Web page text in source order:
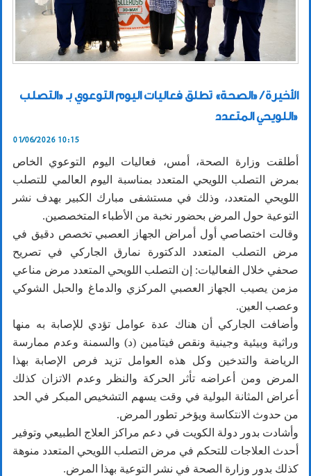
الأخيرة / «الصحة» تطلق فعاليات اليوم التوعوي بـ «التصلب
اللويحي المتعدد»
01/06/2026 10:15
أطلقت وزارة الصحة، أمس، فعاليات اليوم التوعوي الخاص
بمرض التصلب اللويحي المتعدد بمناسبة اليوم العالمي للتصلب
اللويحي المتعدد، وذلك في مستشفى مبارك الكبير بهدف نشر
التوعية حول المرض بحضور نخبة من الأطباء المتخصصين.
وقالت اختصاصي أول أمراض الجهاز العصبي تخصص دقيق في
مرض التصلب المتعدد الدكتورة نمارق الجاركي في تصريح
صحفي خلال الفعاليات: إن التصلب اللويحي المتعدد مرض مناعي
مزمن يصيب الجهاز العصبي المركزي والدماغ والحبل الشوكي
وعصب العين.
وأضافت الجاركي أن هناك عدة عوامل تؤدي للإصابة به منها
وراثية وبيئية وجينية ونقص فيتامين (د) والسمنة وعدم ممارسة
الرياضة والتدخين وكل هذه العوامل تزيد فرص الإصابة بهذا
المرض ومن أعراضه تأثر الحركة والنظر وعدم الاتزان كذلك
أعراض المثانة البولية في وقت يسهم التشخيص المبكر في الحد
من حدوث الانتكاسة ويؤخر تطور المرض.
وأشادت بدور دولة الكويت في دعم مراكز العلاج الطبيعي وتوفير
أحدث العلاجات للتحكم في مرض التصلب اللويحي المتعدد منوهة
كذلك بدور وزارة الصحة في نشر التوعية بهذا المرض.